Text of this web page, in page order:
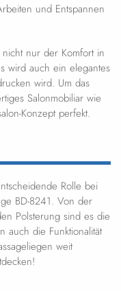
und Entspannen
nur der Komfort in
wird auch ein elegantes
wird. Um das
Salonmobiliar wie
Konzept perfekt.
Rolle bei
BD-8241. Von der
Polsterung sind es die
auch die Funktionalität
weit